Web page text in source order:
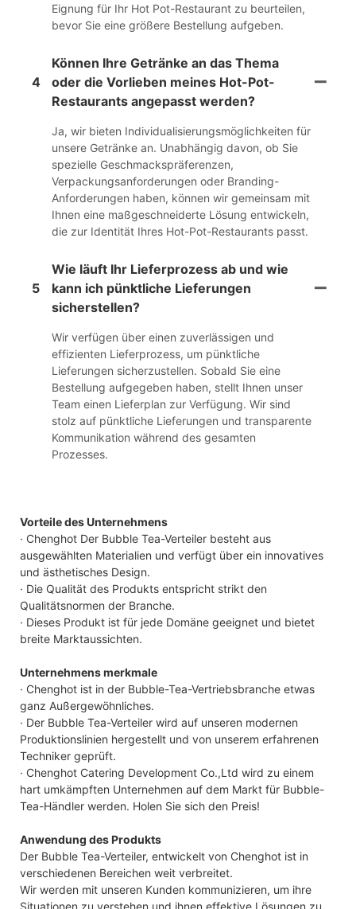
Eignung für Ihr Hot Pot-Restaurant zu beurteilen,
bevor Sie eine größere Bestellung aufgeben.
4
Können Ihre Getränke an das Thema
oder die Vorlieben meines Hot-Pot-
Restaurants angepasst werden?
Ja, wir bieten Individualisierungsmöglichkeiten für
unsere Getränke an. Unabhängig davon, ob Sie
spezielle Geschmackspräferenzen,
Verpackungsanforderungen oder Branding-
Anforderungen haben, können wir gemeinsam mit
Ihnen eine maßgeschneiderte Lösung entwickeln,
die zur Identität Ihres Hot-Pot-Restaurants passt.
5
Wie läuft Ihr Lieferprozess ab und wie
kann ich pünktliche Lieferungen
sicherstellen?
Wir verfügen über einen zuverlässigen und
effizienten Lieferprozess, um pünktliche
Lieferungen sicherzustellen. Sobald Sie eine
Bestellung aufgegeben haben, stellt Ihnen unser
Team einen Lieferplan zur Verfügung. Wir sind
stolz auf pünktliche Lieferungen und transparente
Kommunikation während des gesamten
Prozesses.
Vorteile des Unternehmens
· Chenghot Der Bubble Tea-Verteiler besteht aus
ausgewählten Materialien und verfügt über ein innovatives
und ästhetisches Design.
· Die Qualität des Produkts entspricht strikt den
Qualitätsnormen der Branche.
· Dieses Produkt ist für jede Domäne geeignet und bietet
breite Marktaussichten.
Unternehmens merkmale
· Chenghot ist in der Bubble-Tea-Vertriebsbranche etwas
ganz Außergewöhnliches.
· Der Bubble Tea-Verteiler wird auf unseren modernen
Produktionslinien hergestellt und von unserem erfahrenen
Techniker geprüft.
· Chenghot Catering Development Co.,Ltd wird zu einem
hart umkämpften Unternehmen auf dem Markt für Bubble-
Tea-Händler werden. Holen Sie sich den Preis!
Anwendung des Produkts
Der Bubble Tea-Verteiler, entwickelt von Chenghot ist in
verschiedenen Bereichen weit verbreitet.
Wir werden mit unseren Kunden kommunizieren, um ihre
Situationen zu verstehen und ihnen effektive Lösungen zu